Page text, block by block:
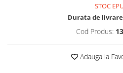
STOC
Durata de
Cod Produs:
Adauga la